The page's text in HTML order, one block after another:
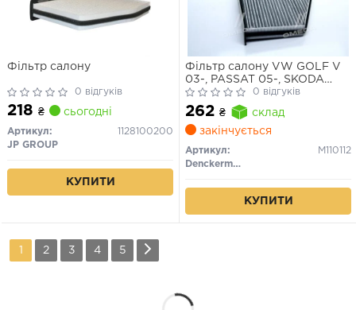
Фільтр салону
0 відгуків
218 ₴ сьогодні
Артикул:
1128100200
JP GROUP
КУПИТИ
Фільтр салону VW GOLF V
03-, PASSAT 05-, SKODA
OCTAVIA 04- вугільний
(вир-во DENCKERMANN)
0 відгуків
262 ₴
склад
закінчується
Артикул:
M110112
Denckermann
КУПИТИ
1 2 3 4 5